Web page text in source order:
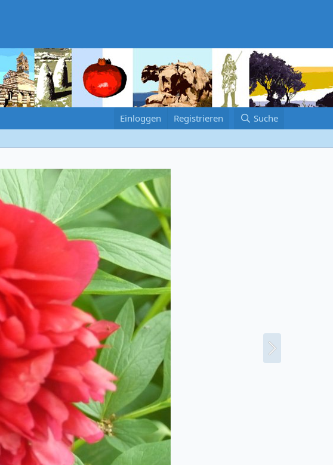
Einloggen Registrieren Suche